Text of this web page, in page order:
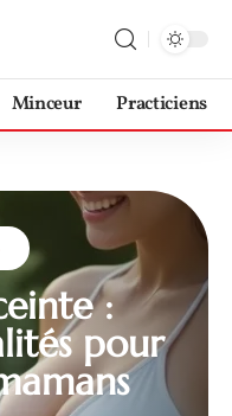
Minceur Practiciens
:
pour